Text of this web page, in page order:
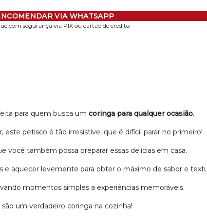
VIA WHATSAPP
com segurança via PIX ou cartão de crédito
para quem busca um coringa para qualquer ocasião.
petisco é tão irresistível que é difícil parar no primeiro!
você também possa preparar essas delícias em casa.
e aquecer levemente para obter o máximo de sabor e
momentos simples a experiências memoráveis.
um verdadeiro coringa na cozinha!